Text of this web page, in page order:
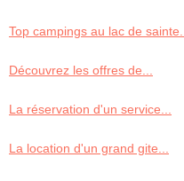
Top campings au lac de sainte...
Découvrez les offres de...
La réservation d'un service...
La location d'un grand gite...